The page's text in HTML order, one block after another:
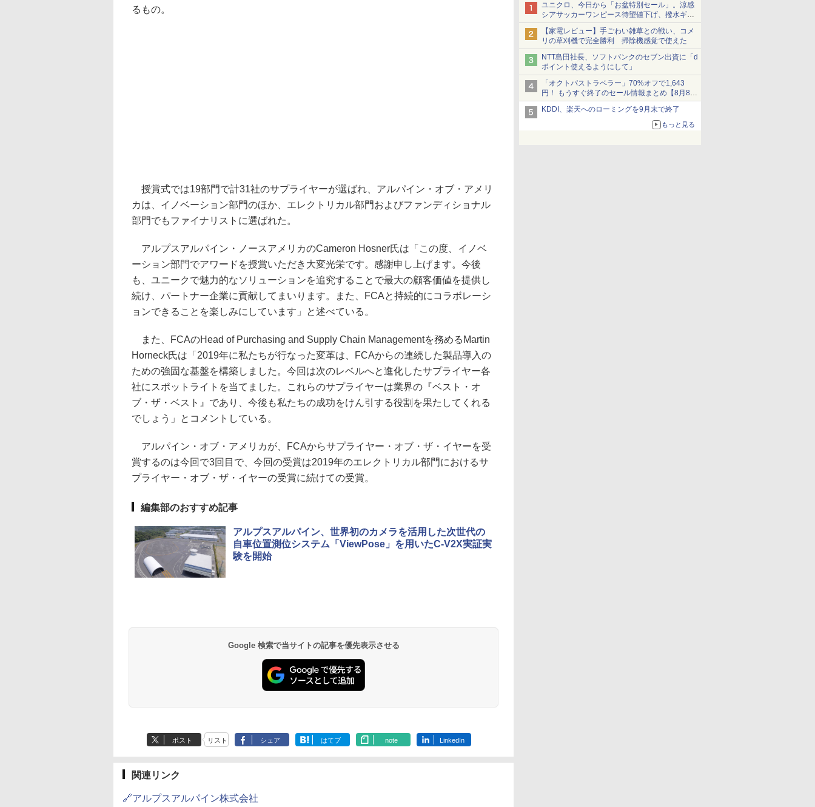
ユニクロ、今日から「お盆特別セール」。涼感
シアサッカーワンピース待望値下げ、撥水ギア
ショーツは1990円に
【家電レビュー】手ごわい雑草との戦い、コメ
リの草刈機で完全勝利 掃除機感覚で使えた
NTT島田社長、ソフトバンクのセブン出資に「d
ポイント使えるようにして」
「オクトパストラベラー」70%オフで1,643
円！ もうすぐ終了のセール情報まとめ【8月8日
更新】
ニンテンドーeショップでは「大神 絶景版」が
KDDI、楽天へのローミングを9月末で終了
もっと見る
るもの。
授賞式では19部門で計31社のサプライヤーが選ばれ、アルパイン・オブ・アメリ
カは、イノベーション部門のほか、エレクトリカル部門およびファンディショナル
部門でもファイナリストに選ばれた。
アルプスアルパイン・ノースアメリカのCameron Hosner氏は「この度、イノベ
ーション部門でアワードを授賞いただき大変光栄です。感謝申し上げます。今後
も、ユニークで魅力的なソリューションを追究することで最大の顧客価値を提供し
続け、パートナー企業に貢献してまいります。また、FCAと持続的にコラボレーシ
ョンできることを楽しみにしています」と述べている。
また、FCAのHead of Purchasing and Supply Chain Managementを務めるMartin
Horneck氏は「2019年に私たちが行なった変革は、FCAからの連続した製品導入の
ための強固な基盤を構築しました。今回は次のレベルへと進化したサプライヤー各
社にスポットライトを当てました。これらのサプライヤーは業界の『ベスト・オ
ブ・ザ・ベスト』であり、今後も私たちの成功をけん引する役割を果たしてくれる
でしょう」とコメントしている。
アルパイン・オブ・アメリカが、FCAからサプライヤー・オブ・ザ・イヤーを受
賞するのは今回で3回目で、今回の受賞は2019年のエレクトリカル部門におけるサ
プライヤー・オブ・ザ・イヤーの受賞に続けての受賞。
編集部のおすすめ記事
アルプスアルパイン、世界初のカメラを活用した次世代の
自車位置測位システム「ViewPose」を用いたC-V2X実証実
験を開始
Google 検索で当サイトの記事を優先表示させる
ポスト リスト シェア はてブ note LinkedIn
関連リンク
🔗アルプスアルパイン株式会社